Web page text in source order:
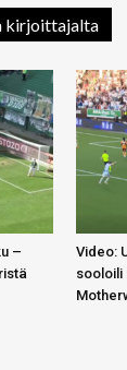
kirjoittajalta
–
Video:
sooloili